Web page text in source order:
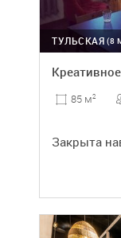
(8
ТУЛЬСКАЯ
85 м2
Закрыта